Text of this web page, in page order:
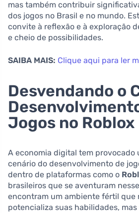
mas também contribuir
dos jogos no Brasil e no mundo.
convite à reflexão e à exploração
e cheio de possibilidades.
SAIBA MAIS: Clique aqui para ler
Desvendando o
Jogos no Roblox
A economia digital tem provocado
cenário do desenvolvimento de
dentro de plataformas como o
brasileiros que se aventuram
encontram um ambiente fértil que
potencializa suas habilidades,